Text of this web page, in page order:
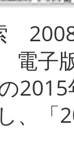
子
、「